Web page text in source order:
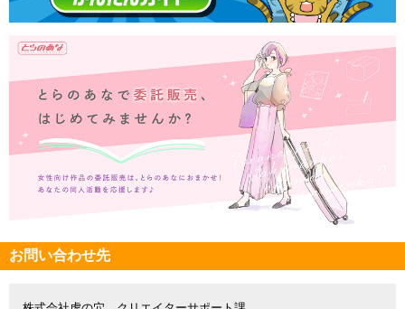
お問い合わせ先